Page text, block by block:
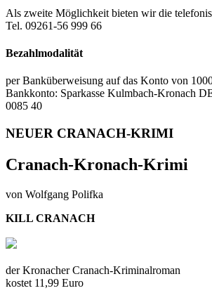
Als zweite Möglichkeit bieten wir die
Tel. 09261-56 999 66
Bezahlmodalität
per Banküberweisung auf das Konto von
Bankkonto: Sparkasse Kulmbach-Kronach
0085 40
NEUER CRANACH-KRIMI
Cranach-Kronach-Krimi
von Wolfgang Polifka
KILL CRANACH
der Kronacher Cranach-Kriminalroman
kostet 11,99 Euro